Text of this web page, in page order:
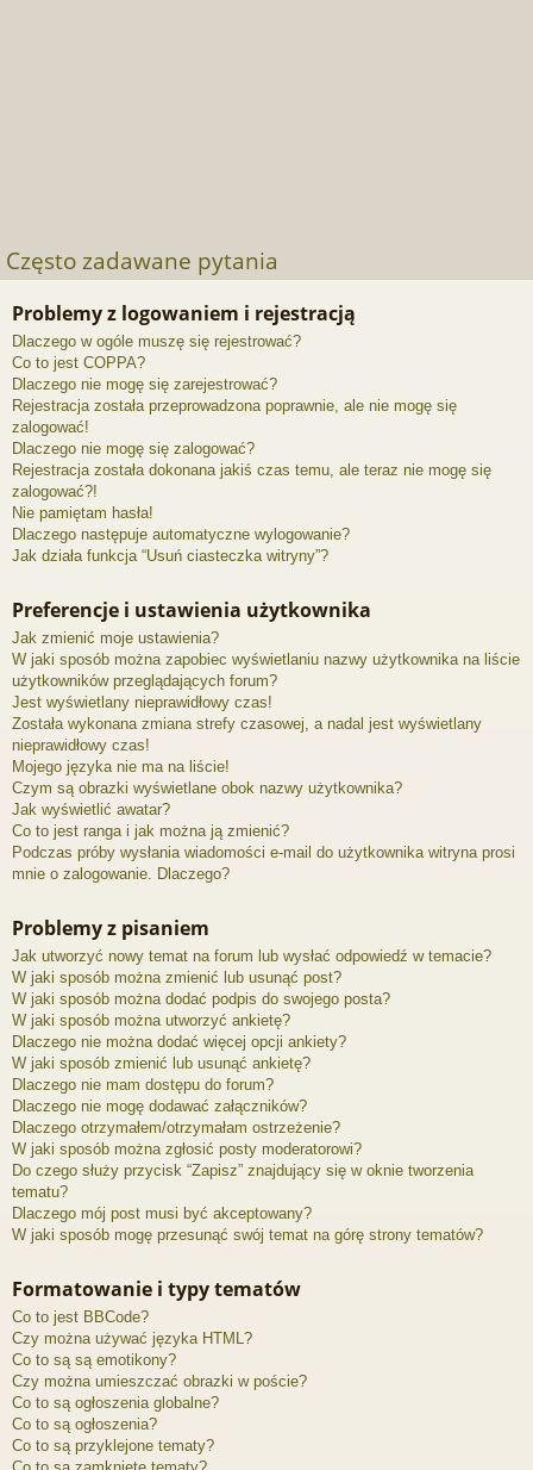
Często zadawane pytania
Problemy z logowaniem i rejestracją
Dlaczego w ogóle muszę się rejestrować?
Co to jest COPPA?
Dlaczego nie mogę się zarejestrować?
Rejestracja została przeprowadzona poprawnie, ale nie mogę się
zalogować!
Dlaczego nie mogę się zalogować?
Rejestracja została dokonana jakiś czas temu, ale teraz nie mogę się
zalogować?!
Nie pamiętam hasła!
Dlaczego następuje automatyczne wylogowanie?
Jak działa funkcja “Usuń ciasteczka witryny”?
Preferencje i ustawienia użytkownika
Jak zmienić moje ustawienia?
W jaki sposób można zapobiec wyświetlaniu nazwy użytkownika na liście
użytkowników przeglądających forum?
Jest wyświetlany nieprawidłowy czas!
Została wykonana zmiana strefy czasowej, a nadal jest wyświetlany
nieprawidłowy czas!
Mojego języka nie ma na liście!
Czym są obrazki wyświetlane obok nazwy użytkownika?
Jak wyświetlić awatar?
Co to jest ranga i jak można ją zmienić?
Podczas próby wysłania wiadomości e-mail do użytkownika witryna prosi
mnie o zalogowanie. Dlaczego?
Problemy z pisaniem
Jak utworzyć nowy temat na forum lub wysłać odpowiedź w temacie?
W jaki sposób można zmienić lub usunąć post?
W jaki sposób można dodać podpis do swojego posta?
W jaki sposób można utworzyć ankietę?
Dlaczego nie można dodać więcej opcji ankiety?
W jaki sposób zmienić lub usunąć ankietę?
Dlaczego nie mam dostępu do forum?
Dlaczego nie mogę dodawać załączników?
Dlaczego otrzymałem/otrzymałam ostrzeżenie?
W jaki sposób można zgłosić posty moderatorowi?
Do czego służy przycisk “Zapisz” znajdujący się w oknie tworzenia
tematu?
Dlaczego mój post musi być akceptowany?
W jaki sposób mogę przesunąć swój temat na górę strony tematów?
Formatowanie i typy tematów
Co to jest BBCode?
Czy można używać języka HTML?
Co to są są emotikony?
Czy można umieszczać obrazki w poście?
Co to są ogłoszenia globalne?
Co to są ogłoszenia?
Co to są przyklejone tematy?